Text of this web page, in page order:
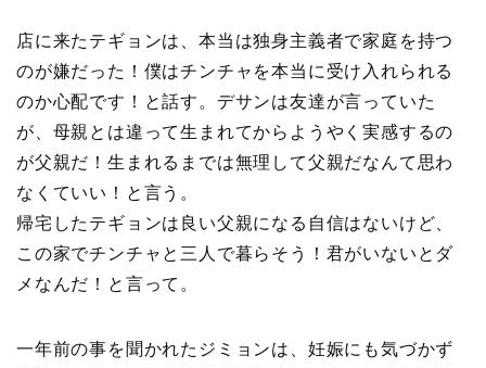
店に来たテギョンは、本当は独身主義者で家庭を持つ
のが嫌だった！僕はチンチャを本当に受け入れられる
のか心配です！と話す。デサンは友達が言っていた
が、母親とは違って生まれてからようやく実感するの
が父親だ！生まれるまでは無理して父親だなんて思わ
なくていい！と言う。
帰宅したテギョンは良い父親になる自信はないけど、
この家でチンチャと三人で暮らそう！君がいないとダ
メなんだ！と言って。
一年前の事を聞かれたジミョンは、妊娠にも気づかず